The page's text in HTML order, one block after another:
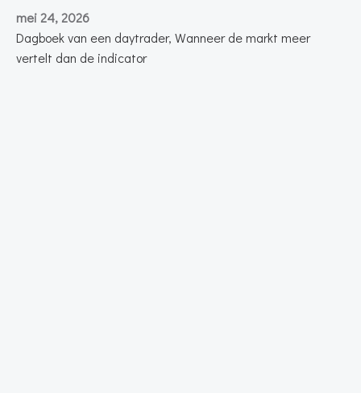
mei 24, 2026
Dagboek van een daytrader, Wanneer de markt meer
vertelt dan de indicator